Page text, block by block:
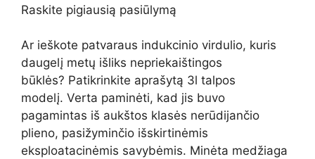
Raskite pigiausią pasiūlymą
Ar ieškote patvaraus indukcinio virdulio, kuris
daugelį metų išliks nepriekaištingos
būklės? Patikrinkite aprašytą 3l talpos
modelį. Verta paminėti, kad jis buvo
pagamintas iš aukštos klasės nerūdijančio
plieno, pasižyminčio išskirtinėmis
eksploatacinėmis savybėmis. Minėta medžiaga